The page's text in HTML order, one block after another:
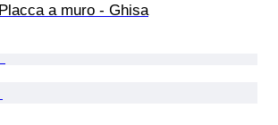
Placca a muro - Ghisa